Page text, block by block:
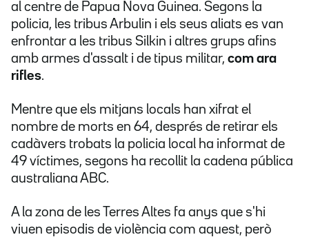
al centre de Papua Nova Guinea. Segons la
policia, les tribus Arbulin i els seus aliats es van
enfrontar a les tribus Silkin i altres grups afins
amb armes d'assalt i de tipus militar, com ara
rifles.
Mentre que els mitjans locals han xifrat el
nombre de morts en 64, després de retirar els
cadàvers trobats la policia local ha informat de
49 víctimes, segons ha recollit la cadena pública
australiana ABC.
A la zona de les Terres Altes fa anys que s'hi
viuen episodis de violència com aquest, però